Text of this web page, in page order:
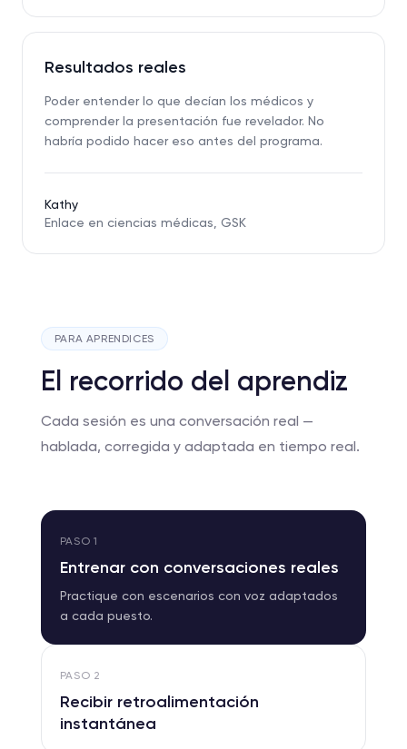
Resultados reales
Poder entender lo que decían los médicos y
comprender la presentación fue revelador. No
habría podido hacer eso antes del programa.
Kathy
Enlace en ciencias médicas, GSK
PARA APRENDICES
El recorrido del aprendiz
Cada sesión es una conversación real —
hablada, corregida y adaptada en tiempo real.
PASO 1
Entrenar con conversaciones reales
Practique con escenarios con voz adaptados
a cada puesto.
PASO 2
Recibir retroalimentación
instantánea